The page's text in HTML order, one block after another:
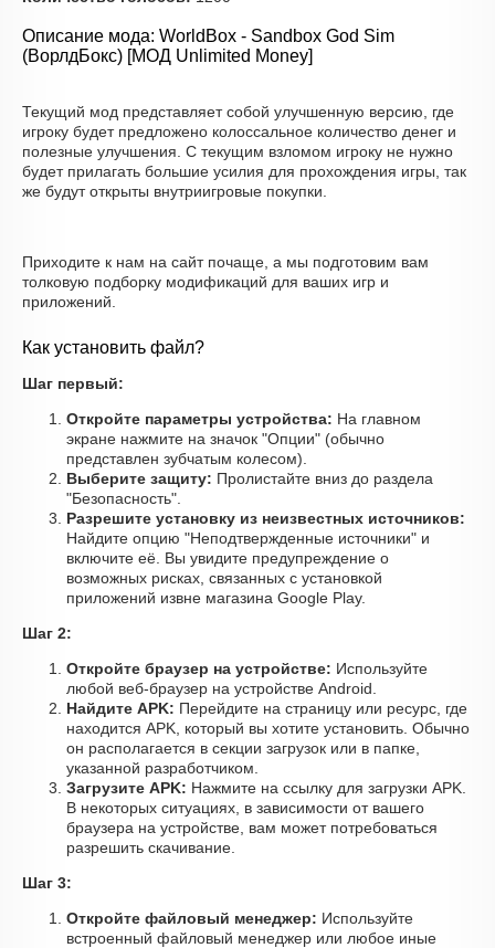
Описание мода: WorldBox - Sandbox God Sim
(ВорлдБокс) [МОД Unlimited Money]
Текущий мод представляет собой улучшенную версию, где
игроку будет предложено колоссальное количество денег и
полезные улучшения. С текущим взломом игроку не нужно
будет прилагать большие усилия для прохождения игры, так
же будут открыты внутриигровые покупки.
Приходите к нам на сайт почаще, а мы подготовим вам
толковую подборку модификаций для ваших игр и
приложений.
Как установить файл?
Шаг первый:
Откройте параметры устройства: На главном
экране нажмите на значок "Опции" (обычно
представлен зубчатым колесом).
Выберите защиту: Пролистайте вниз до раздела
"Безопасность".
Разрешите установку из неизвестных источников:
Найдите опцию "Неподтвержденные источники" и
включите её. Вы увидите предупреждение о
возможных рисках, связанных с установкой
приложений извне магазина Google Play.
Шаг 2:
Откройте браузер на устройстве: Используйте
любой веб-браузер на устройстве Android.
Найдите APK: Перейдите на страницу или ресурс, где
находится APK, который вы хотите установить. Обычно
он располагается в секции загрузок или в папке,
указанной разработчиком.
Загрузите APK: Нажмите на ссылку для загрузки APK.
В некоторых ситуациях, в зависимости от вашего
браузера на устройстве, вам может потребоваться
разрешить скачивание.
Шаг 3:
Откройте файловый менеджер: Используйте
встроенный файловый менеджер или любое иные